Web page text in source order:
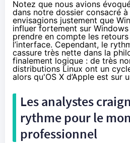
Notez que nous avions
dans notre dossier consacré
envisagions justement que
influer fortement sur
prendre en compte les
l’interface. Cependant, le
cassure très nette dans la
finalement logique : de très
distributions Linux ont un
alors qu'OS X d’Apple est sur
Les analystes
rythme pour le
professionnel